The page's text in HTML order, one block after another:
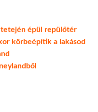
tetején épül repülőtér
körbeépítik a lakásod